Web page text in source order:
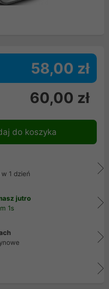
58,00 zł
60,00 zł
do koszyka
1 dzień
jutro
0s